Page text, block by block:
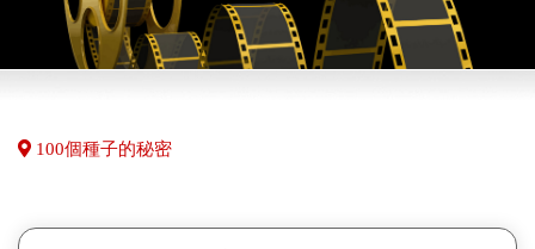
100個種子的秘密